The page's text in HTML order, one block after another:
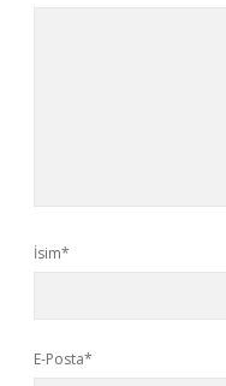
İsim*
E-Posta*